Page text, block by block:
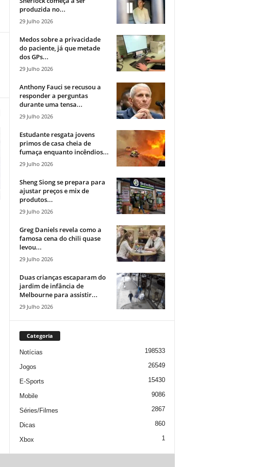
produzida no...
29 Julho 2026
Medos sobre a privacidade
do paciente, já que metade
dos GPs...
29 Julho 2026
Anthony Fauci se recusou a
responder a perguntas
durante uma tensa...
29 Julho 2026
Estudante resgata jovens
primos de casa cheia de
fumaça enquanto incêndios...
29 Julho 2026
Sheng Siong se prepara para
ajustar preços e mix de
produtos...
29 Julho 2026
Greg Daniels revela como a
famosa cena do chili quase
levou...
29 Julho 2026
Duas crianças escaparam do
jardim de infância de
Melbourne para assistir...
29 Julho 2026
Categoria
Notícias 198533
Jogos 26549
E-Sports 15430
Mobile 9086
Séries/Filmes 2867
Dicas 860
Xbox 1